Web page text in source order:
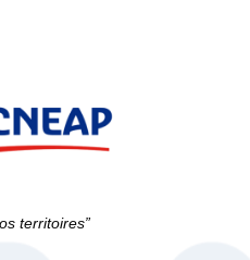
territoires”